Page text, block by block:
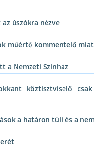
úszókra nézve
műértő kommentelő
a Nemzeti Színház
köztisztviselő
a határon túli és a